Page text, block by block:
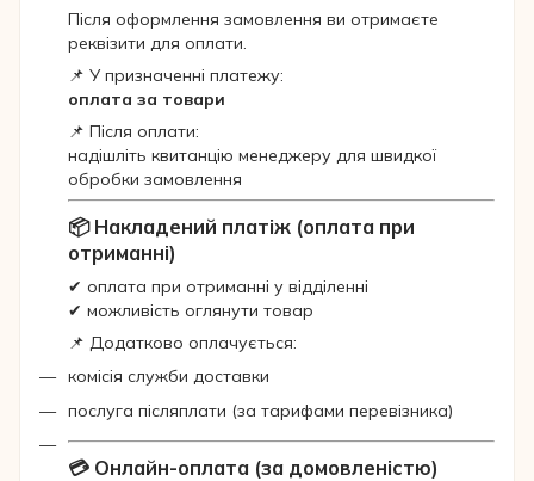
Після оформлення замовлення ви отримаєте
реквізити для оплати.
📌 У призначенні платежу:
оплата за товари
📌 Після оплати:
надішліть квитанцію менеджеру для швидкої
обробки замовлення
📦 Накладений платіж (оплата при
отриманні)
✔ оплата при отриманні у відділенні
✔ можливість оглянути товар
📌 Додатково оплачується:
комісія служби доставки
послуга післяплати (за тарифами перевізника)
💳 Онлайн-оплата (за домовленістю)